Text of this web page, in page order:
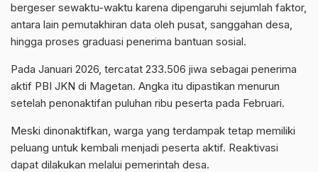
bergeser sewaktu-waktu karena dipengaruhi sejumlah faktor,
antara lain pemutakhiran data oleh pusat, sanggahan desa,
hingga proses graduasi penerima bantuan sosial.
Pada Januari 2026, tercatat 233.506 jiwa sebagai penerima
aktif PBI JKN di Magetan. Angka itu dipastikan menurun
setelah penonaktifan puluhan ribu peserta pada Februari.
Meski dinonaktifkan, warga yang terdampak tetap memiliki
peluang untuk kembali menjadi peserta aktif. Reaktivasi
dapat dilakukan melalui pemerintah desa.